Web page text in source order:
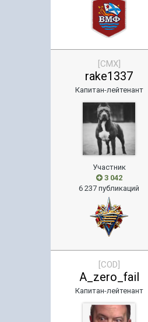
[CMX]
rake1337
Капитан-лейтенант
Участник
3 042
6 237 публикаций
[COD]
A_zero_fail
Капитан-лейтенант